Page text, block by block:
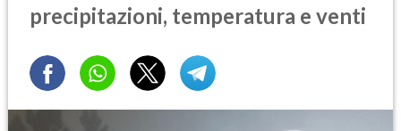
precipitazioni, temperatura e venti